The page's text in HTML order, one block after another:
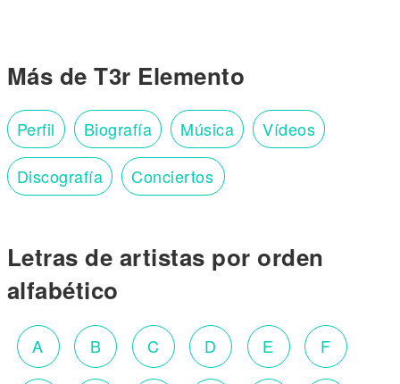
Más de T3r Elemento
Perfil Biografía Música Vídeos
Discografía Conciertos
Letras de artistas por orden
alfabético
A B C D E F